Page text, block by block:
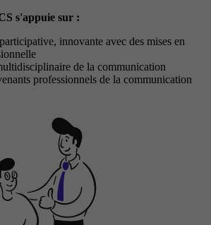
s'appuie sur :
innovante avec des mises en
de la communication
professionnels de la communication